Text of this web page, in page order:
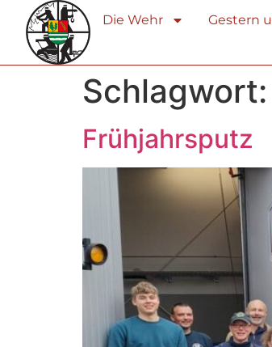
Die Wehr Gestern
Schlagwort:
Frühjahrsputz